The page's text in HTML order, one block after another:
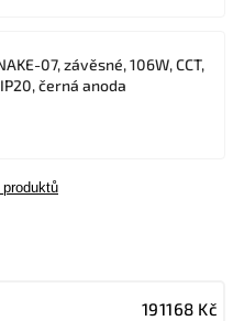
07, závěsné, 106W, CCT,
černá anoda
191168 Kč